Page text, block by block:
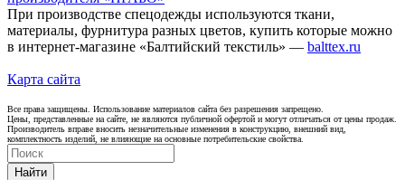
При производстве спецодежды используются ткани,
материалы, фурнитура разных цветов, купить которые можно
в интернет-магазине «Балтийский текстиль» — balttex.ru
Карта сайта
Все права защищены. Использование материалов сайта без разрешения запрещено.
Цены, представленные на сайте, не являются публичной офертой и могут отличаться от цены продаж.
Производитель вправе вносить незначительные изменения в конструкцию, внешний вид,
комплектность изделий, не влияющие на основные потребительские свойства.
Найти